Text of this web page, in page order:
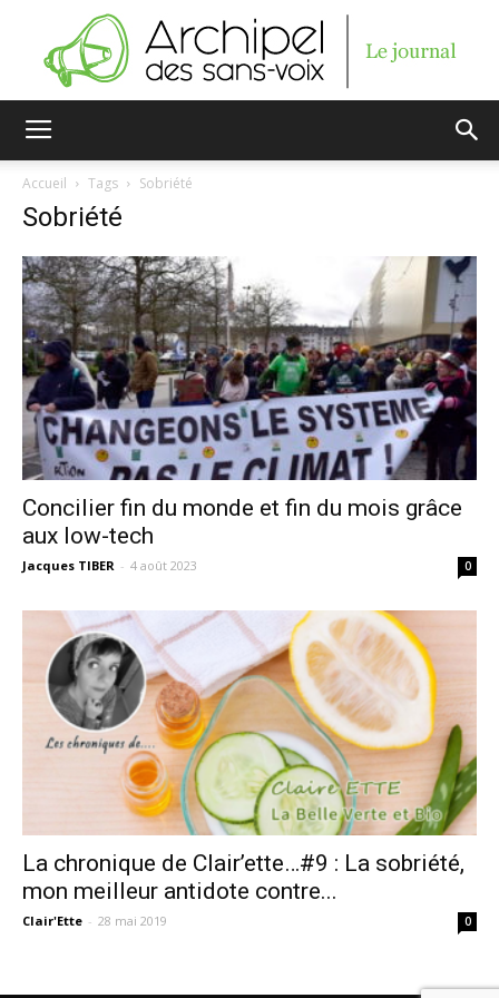
sans-
voix
Accueil Tags Sobriété
Sobriété
Concilier fin du monde et fin du mois grâce
aux low-tech
Jacques TIBER - 4 août 2023 0
La chronique de Clair’ette…#9 : La sobriété,
mon meilleur antidote contre...
Clair'Ette - 28 mai 2019 0